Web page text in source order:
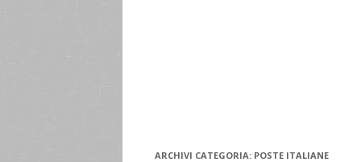
ARCHIVI CATEGORIA: POSTE ITALIANE